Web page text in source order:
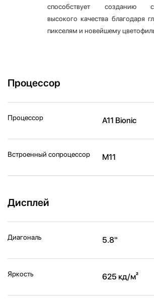
способствует созданию
высокого качества благодаря
пикселям и новейшему
Процессор
Процессор A11 Bionic
Встроенный сопроцессор M11
Дисплей
Диагональ 5.8"
Яркость 625 кд/м²